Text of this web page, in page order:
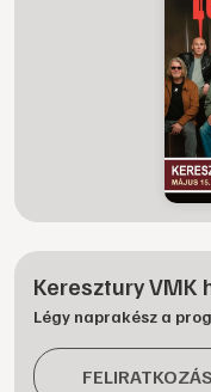
Keresztury VMK
Légy naprakész a
FELIRATKOZÁS